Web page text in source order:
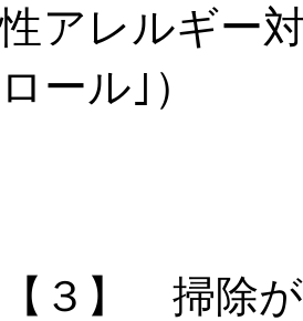
性アレルギー
ロール｣）
【３】 掃除